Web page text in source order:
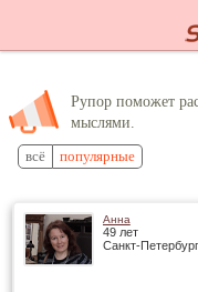
Рупор поможет
мыслями.
всё популярные
Анна
49 лет